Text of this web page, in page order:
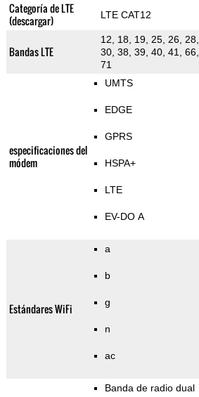
Categoría de LTE
(descargar)
LTE CAT12
Bandas LTE
12, 18, 19, 25, 26, 28,
30, 38, 39, 40, 41, 66,
71
especificaciones del
módem
UMTS
EDGE
GPRS
HSPA+
LTE
EV-DO A
Estándares WiFi
a
b
g
n
ac
Banda de radio dual